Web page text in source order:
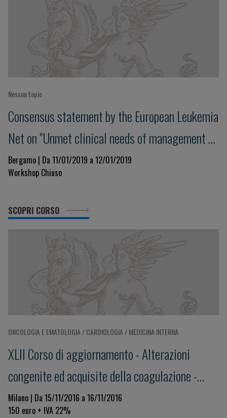
Nessun topic
Consensus statement by the European Leukemia
Net on "Unmet clinical needs of management of
thrombosis in Myeloproliferative Neoplasms"
Bergamo | Da 11/01/2019 a 12/01/2019
Workshop Chiuso
SCOPRI CORSO
ONCOLOGIA E EMATOLOGIA / CARDIOLOGIA / MEDICINA INTERNA
XLII Corso di aggiornamento - Alterazioni
congenite ed acquisite della coagulazione -
Focus su: Applicazione e limiti del D-Dimero
Milano | Da 15/11/2016 a 16/11/2016
150 euro + IVA 22%